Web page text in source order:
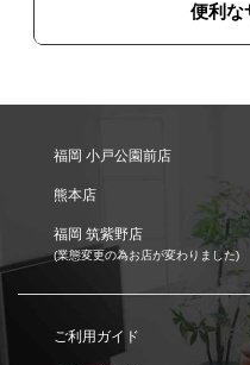
便利な
福岡 小戸公園前店
熊本店
福岡 筑紫野店
(業態変更の為お店が変わりました)
ご利用ガイド